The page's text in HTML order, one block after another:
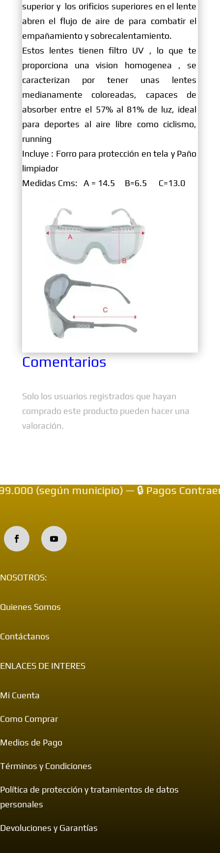
superior y los orificios superiores en el lente
abren el flujo de aire de para combatir el
empañamiento y sobrecalentamiento.
Estos lentes tienen filtro UV , lo que te
proporciona una vision homogenea , se
caracterizan por tener unas lentes
medianamente coloreadas, capaces de
absorber entre el 57% al 81% de luz, ideal
para deportes al aire libre como ciclismo,
running
Incluye : Forro para protección en tela y Paño
limpiador
Medidas Cms: A = 14.5 B=6.5 C=13.0
Comentarios
Solo los usuarios registrados que hayan
comprado este producto pueden hacer una
valoración.
(según municipio) — 🔒 Pagos
NOSOTROS:
Quienes Somos
Contáctanos
ENLACES DE INTERES
Mi Cuenta
Como Comprar
Medios de Pago
Términos y Condiciones
Política de protección y tratamientos de datos
personales
Devoluciones y Garantías